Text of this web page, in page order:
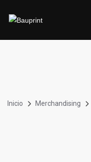
Inicio Merchandising